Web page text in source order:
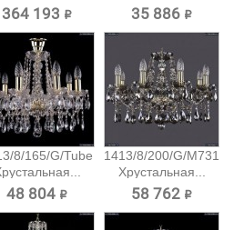
364 193 ₽
подвесная...
35 886 ₽
8/165/G/Tube
48 804 ₽
1413/8/200/G/M731
Хрустальная...
58 762 ₽